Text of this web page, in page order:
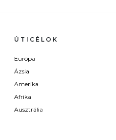
ÚTICÉLOK
Európa
Ázsia
Amerika
Afrika
Ausztrália